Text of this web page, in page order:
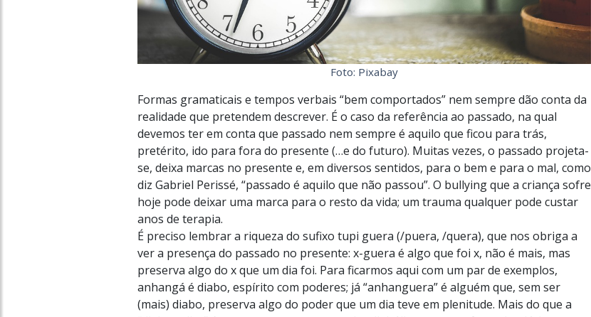
Foto: Pixabay
Formas gramaticais e tempos verbais “bem comportados” nem sempre dão conta da
realidade que pretendem descrever. É o caso da referência ao passado, na qual
devemos ter em conta que passado nem sempre é aquilo que ficou para trás,
pretérito, ido para fora do presente (…e do futuro). Muitas vezes, o passado projeta-
se, deixa marcas no presente e, em diversos sentidos, para o bem e para o mal, como
diz Gabriel Perissé, “passado é aquilo que não passou”. O bullying que a criança sofre
hoje pode deixar uma marca para o resto da vida; um trauma qualquer pode custar
anos de terapia.
É preciso lembrar a riqueza do sufixo tupi guera (/puera, /quera), que nos obriga a
ver a presença do passado no presente: x-guera é algo que foi x, não é mais, mas
preserva algo do x que um dia foi. Para ficarmos aqui com um par de exemplos,
anhangá é diabo, espírito com poderes; já “anhanguera” é alguém que, sem ser
(mais) diabo, preserva algo do poder que um dia teve em plenitude. Mais do que a